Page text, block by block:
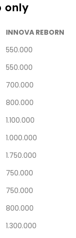
only
INNOVA REBORN
550.000
550.000
700.000
800.000
1.100.000
1.000.000
1.750.000
750.000
750.000
800.000
1.300.000